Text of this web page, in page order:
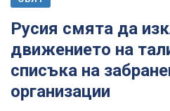
Русия смята да
движението на
списъка на
организации